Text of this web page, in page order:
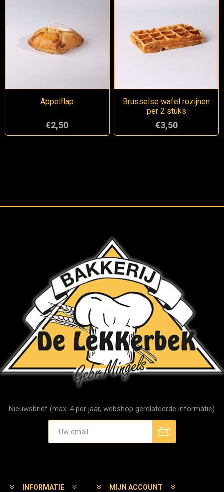
Appelflap
€2,50
Brusselse wafel rozijnen
per 2 stuks
€3,50
Nieuwsbrief (max. 4 per jaar, webshop gerelateerde informatie)
INFORMATIE MIJN ACCOUNT